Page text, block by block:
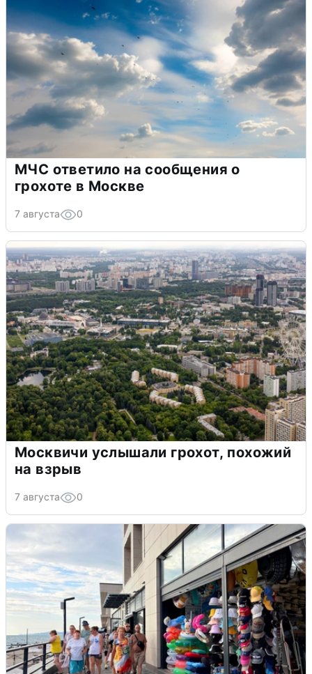
МЧС ответило на сообщения о
грохоте в Москве
7 августа 0
Москвичи услышали грохот, похожий
на взрыв
7 августа 0